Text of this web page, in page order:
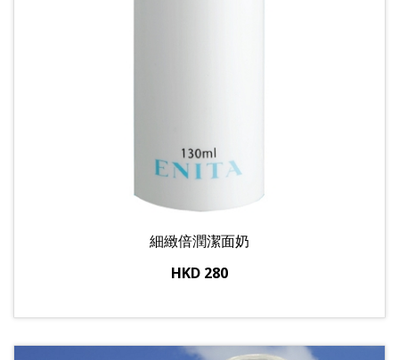
細緻倍潤潔面奶
HKD 280